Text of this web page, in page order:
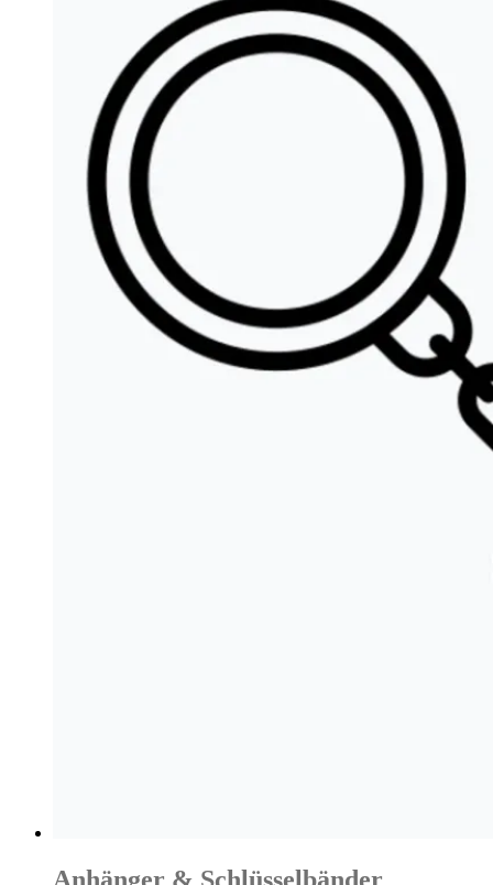
Anhänger & Schlüsselbänder